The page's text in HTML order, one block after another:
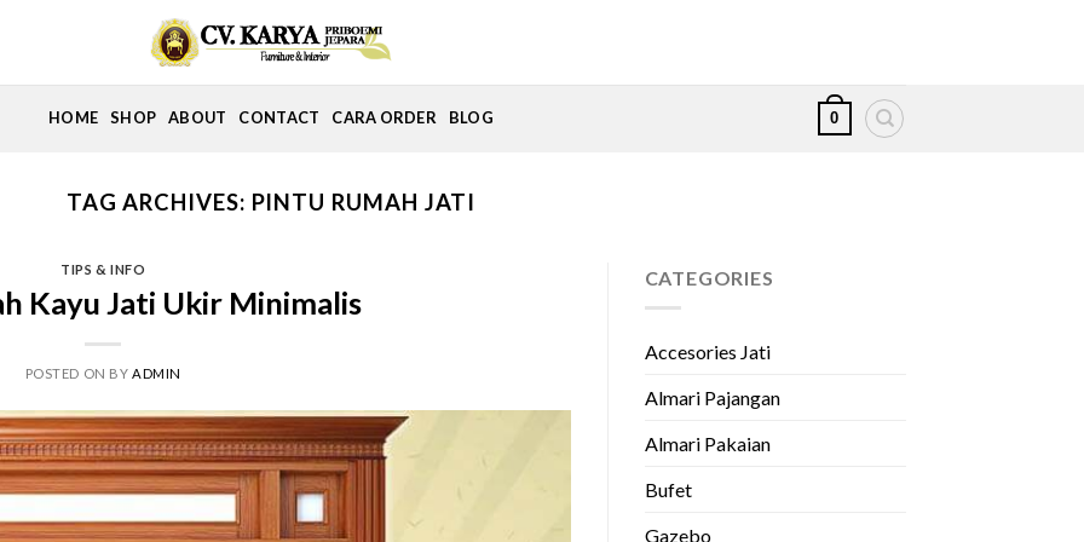
HOME SHOP ABOUT CONTACT CARA ORDER BLOG 0
TAG ARCHIVES: PINTU RUMAH JATI
TIPS & INFO
Kayu Jati Ukir Minimalis
POSTED ON BY ADMIN
CATEGORIES
Accesories Jati
Almari Pajangan
Almari Pakaian
Bufet
Gazebo